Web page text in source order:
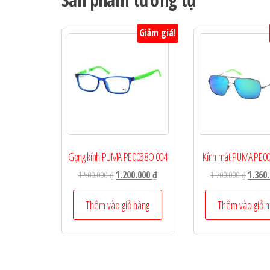
Giảm giá!
Gọng kính PUMA PE0038O 004
1.500.000₫Giá
gốc
là:
1.500.000 ₫.
1.200.000₫Giá
hiện
là:
1.200.000 ₫.
Thêm vào giỏ hàng
Kính mát PUMA
1.700.000₫Giá
gốc
là:
Thêm vào giỏ